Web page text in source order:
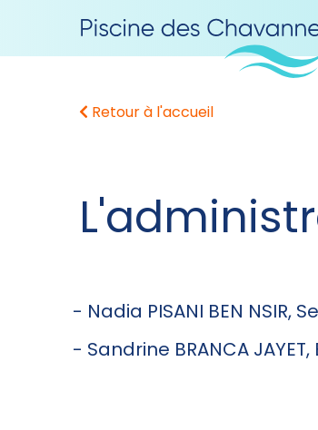
Retour à l'accueil
- Nadia PISANI BEN
- Sandrine BRANCA